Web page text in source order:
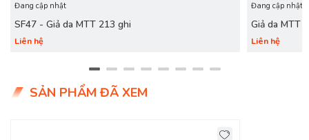
Đang cập nhật
SF47 - Giả da MTT 213 ghi
Liên hệ
Đang cập nhật
Giả da MTT
Liên hệ
SẢN PHẨM ĐÃ XEM